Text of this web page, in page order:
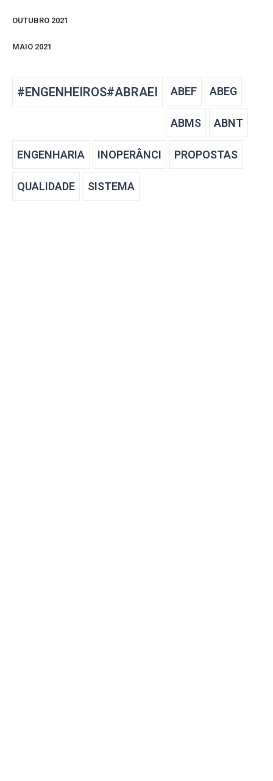
OUTUBRO 2021
MAIO 2021
#ENGENHEIROS#ABRAEI ABEF ABEG
ABMS ABNT
ENGENHARIA INOPERÂNCI PROPOSTAS
QUALIDADE SISTEMA